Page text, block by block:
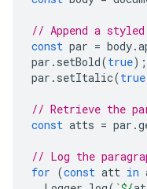
// Append a styled
const par = body.
par . setBold(true);
par . setItalic(true
// Retrieve the
const atts = par .
// Log the
for (const att in